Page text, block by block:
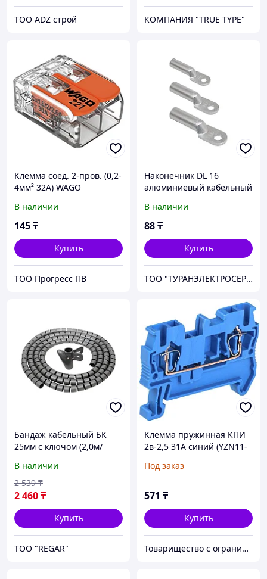
ТОО ADZ строй КОМПАНИЯ "TRUE TYPE"
Клемма соед. 2-пров. (0,2-
4мм² 32А) WAGO
В наличии
145₸
Купить
ТОО Прогресс ПВ
Наконечник DL 16
алюминиевый кабельный
В наличии
88₸
Купить
ТОО "ТУРАНЭЛЕКТРОСЕРВИС"
Бандаж кабельный БК
25мм с ключом (2,0м/
В наличии
2 460₸
2 539 ₸
Купить
TOO "REGAR"
Клемма пружинная КПИ
2в-2,5 31А синий (YZN11-
Под заказ
571 ₸
Купить
Товарищество с ограниченной ответственностью "Nabludenie.kz"